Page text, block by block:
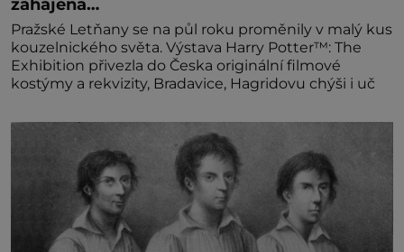
Pražské Letňany se na půl roku proměnily v malý kus
kouzelnického světa. Výstava Harry Potter™: The
Exhibition přivezla do Česka originální filmové
kostýmy a rekvizity, Bradavice, Hagridovu chýši i uč